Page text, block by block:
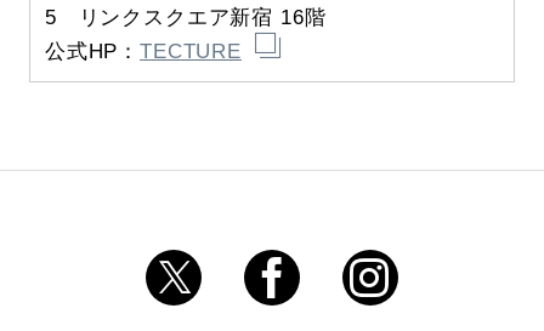
5 リンクスクエア新宿 16階
公式HP：TECTURE